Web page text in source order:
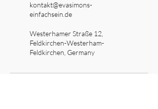
kontakt@evasimons-
einfachsein.de
Westerhamer Straße 12,
Feldkirchen-Westerham-
Feldkirchen, Germany